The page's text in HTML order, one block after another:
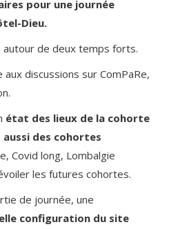
pour une journée
Dieu.
autour de deux temps forts.
discussions sur ComPaRe,
état des lieux de la cohorte
aussi des cohortes
Covid long, Lombalgie
les futures cohortes.
de journée, une
configuration du site